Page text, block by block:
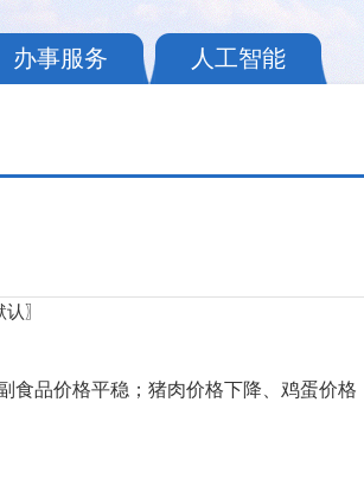
办事服务 人工智能
认〗
食品价格平稳；猪肉价格下降、鸡蛋价格